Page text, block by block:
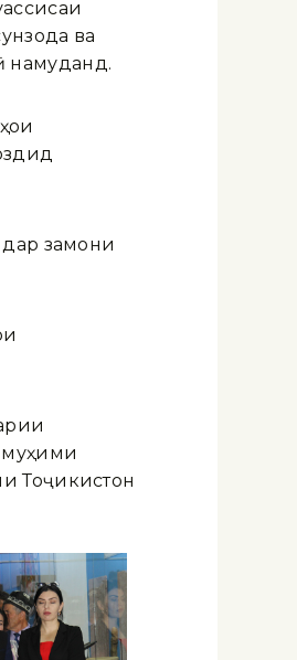
ва
намуданд.
дар замони
муҳими
Тоҷикистон